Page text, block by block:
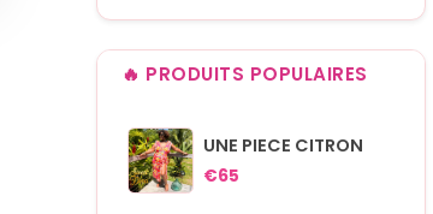
🔥 PRODUITS POPULAIRES
UNE PIECE CITRON
€65